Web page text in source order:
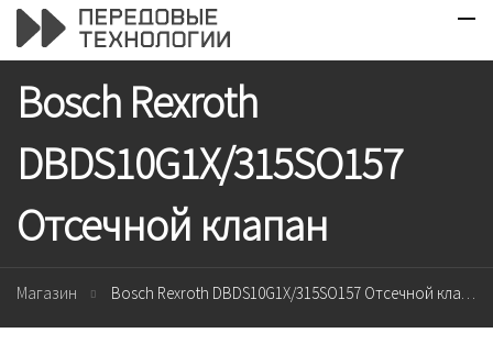
Bosch Rexroth
DBDS10G1X/315SO157
Отсечной клапан
Магазин Bosch Rexroth DBDS10G1X/315SO157 Отсечной клапан